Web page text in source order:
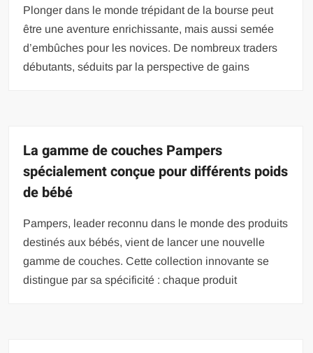
Plonger dans le monde trépidant de la bourse peut
être une aventure enrichissante, mais aussi semée
d’embûches pour les novices. De nombreux traders
débutants, séduits par la perspective de gains
La gamme de couches Pampers
spécialement conçue pour différents poids
de bébé
Pampers, leader reconnu dans le monde des produits
destinés aux bébés, vient de lancer une nouvelle
gamme de couches. Cette collection innovante se
distingue par sa spécificité : chaque produit